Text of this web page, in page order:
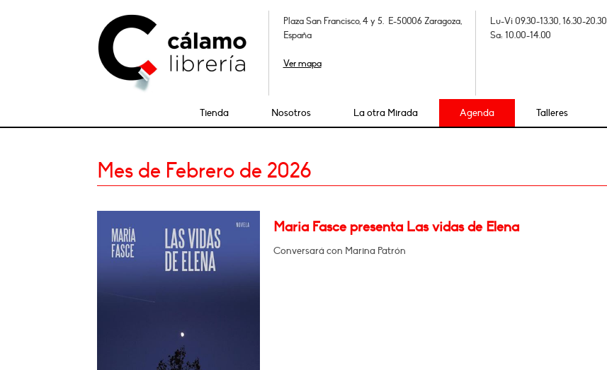
Plaza San Francisco, 4 y 5. E-50006 Zaragoza,
España
Ver mapa
Lu-Vi 09.30-13.30, 16.30-20.30
Sa: 10.00-14.00
Tienda Nosotros La otra Mirada Agenda Talleres
Mes de Febrero de 2026
Maria Fasce presenta Las vidas de Elena
Conversará con Marina Patrón